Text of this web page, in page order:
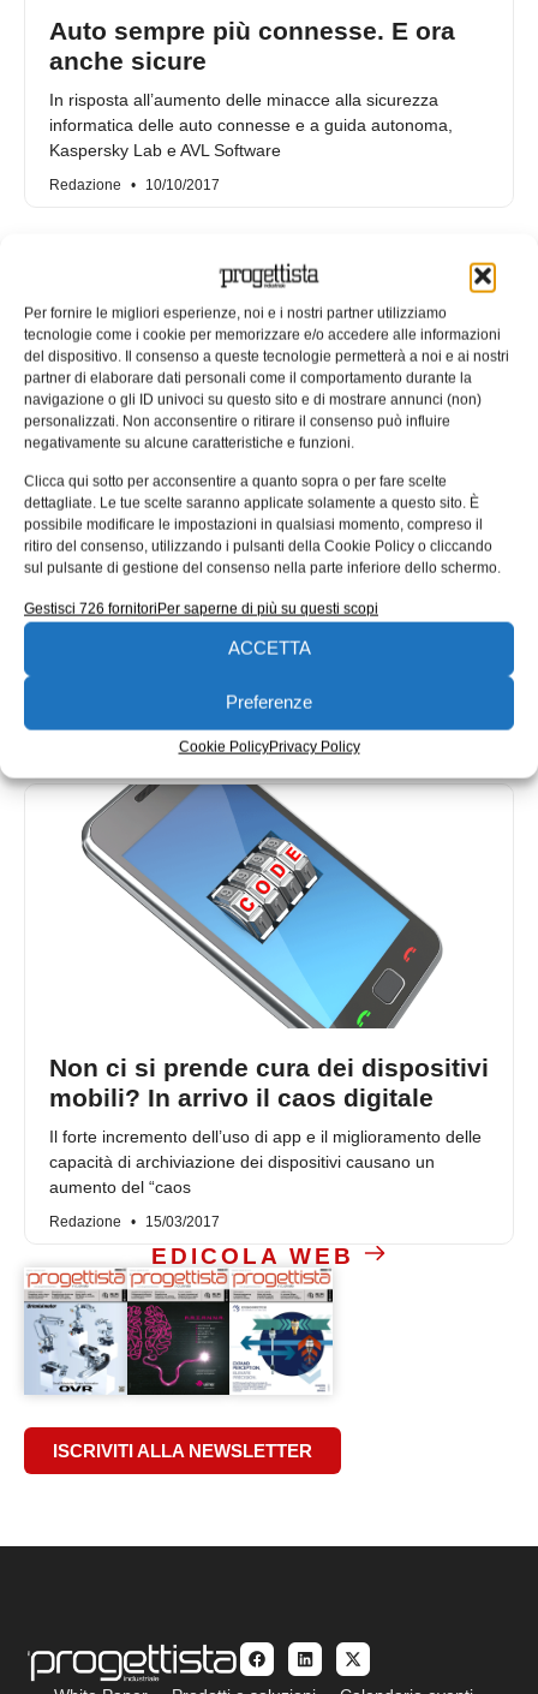
Per fornire le migliori esperienze, noi e i nostri partner utilizziamo
tecnologie come i cookie per memorizzare e/o accedere alle informazioni
del dispositivo. Il consenso a queste tecnologie permetterà a noi e ai nostri
partner di elaborare dati personali come il comportamento durante la
navigazione o gli ID univoci su questo sito e di mostrare annunci (non)
personalizzati. Non acconsentire o ritirare il consenso può influire
negativamente su alcune caratteristiche e funzioni.
Clicca qui sotto per acconsentire a quanto sopra o per fare scelte
dettagliate. Le tue scelte saranno applicate solamente a questo sito. È
possibile modificare le impostazioni in qualsiasi momento, compreso il
ritiro del consenso, utilizzando i pulsanti della Cookie Policy o cliccando
sul pulsante di gestione del consenso nella parte inferiore dello schermo.
Gestisci 726 fornitoriPer saperne di più su questi scopi
ACCETTA
Preferenze
Cookie PolicyPrivacy Policy
Auto sempre più connesse. E ora
anche sicure
In risposta all’aumento delle minacce alla sicurezza
informatica delle auto connesse e a guida autonoma,
Kaspersky Lab e AVL Software
Redazione 10/10/2017
Trattamento dei dati personali:
entro un anno le aziende devono
consolidare le proprie pratiche di tutela dei dati, in
Non ci si prende cura dei dispositivi
mobili? In arrivo il caos digitale
Il forte incremento dell’uso di app e il miglioramento delle
capacità di archiviazione dei dispositivi causano un
aumento del “caos
Redazione 15/03/2017
EDICOLA WEB
ISCRIVITI ALLA NEWSLETTER